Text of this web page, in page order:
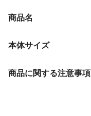
商品名
本体サイズ
商品に関する注意事項